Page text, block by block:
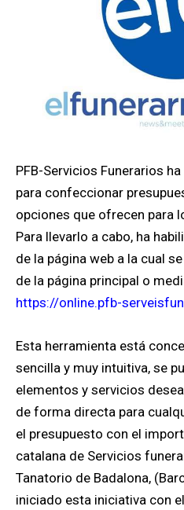
PFB-Servicios Funerarios
para confeccionar
opciones que ofrecen para
Para llevarlo a cabo, ha
de la página web a la cual
de la página principal o
https://online.pfb-
Esta herramienta está
sencilla y muy intuitiva, se
elementos y servicios
de forma directa para
el presupuesto con el
catalana de Servicios
Tanatorio de Badalona,
iniciado esta iniciativa con